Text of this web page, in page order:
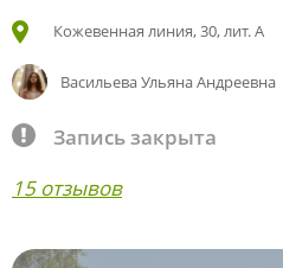
Кожевенная линия, 30, лит. А
Васильева Ульяна Андреевна
Запись закрыта
15 отзывов